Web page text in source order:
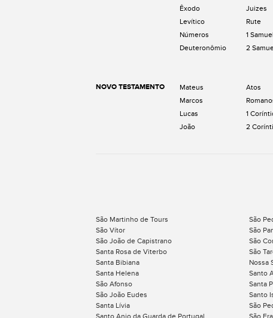
Êxodo
Levítico
Números
Deuteronômio
Juizes
Rute
1 Samuel
2
NOVO TESTAMENTO
Mateus
Marcos
Lucas
João
Atos
1
2
São Martinho de Tours São
São Vítor
São
São João de Capistrano
São
Santa Rosa de Viterbo
São
Santa Bibiana
Nossa
Santa Helena
Santo
São Afonso
Santa
São João Eudes
Santo
Santa Lívia
São
Santo Anjo da Guarda de Portugal
São